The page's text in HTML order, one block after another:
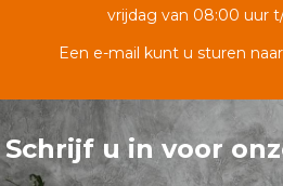
vrijdag van 08:00 uur
Een e-mail kunt u sturen naar
Schrijf u in voor